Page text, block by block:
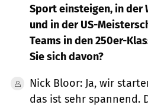
Sport einsteigen, in der
und in der US-
Teams in den 250er-
Sie sich davon?
Nick Bloor: Ja, wir
das ist sehr spannend.